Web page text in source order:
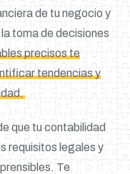
de tu negocio y
toma de decisiones
precisos te
tendencias y
que tu contabilidad
requisitos legales y
Te